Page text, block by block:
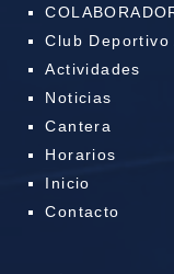
Club Deportivo
Actividades
Noticias
Cantera
Horarios
Inicio
Contacto